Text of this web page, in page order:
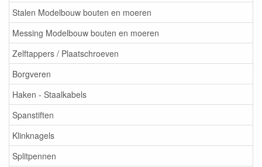
Stalen Modelbouw bouten en moeren
Messing Modelbouw bouten en moeren
Zelftappers / Plaatschroeven
Borgveren
Haken - Staalkabels
Spanstiften
Klinknagels
Splitpennen